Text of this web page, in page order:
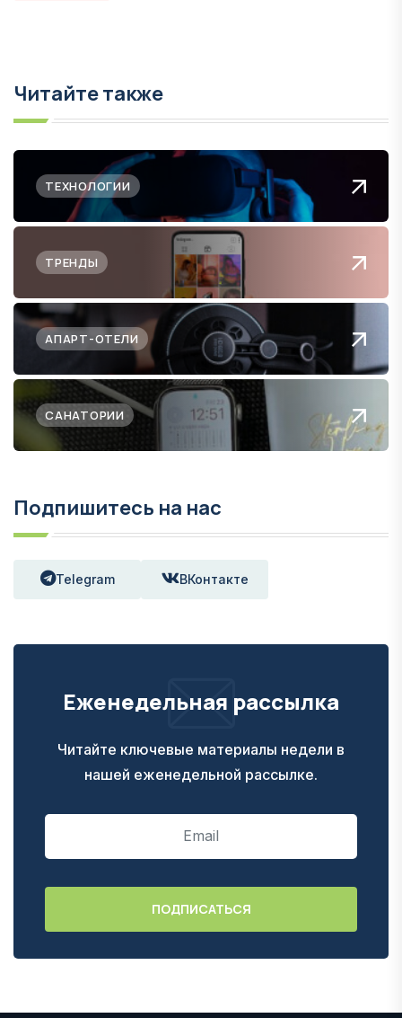
Читайте также
ТЕХНОЛОГИИ
ТРЕНДЫ
АПАРТ-ОТЕЛИ
САНАТОРИИ
Подпишитесь на нас
Telegram ВКонтакте
Еженедельная рассылка
Читайте ключевые материалы недели в
нашей еженедельной рассылке.